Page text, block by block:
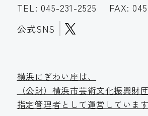
TEL: 045-231-2525
FAX:
公式SNS
横浜にぎわい座は、
（公財）横浜市芸術文化振興財
指定管理者として運営しています